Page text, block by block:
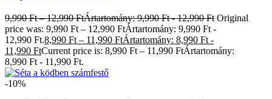
9,990Ft – 12,990FtÁrtartomány: 9,990 Ft - 12,990 Ft Original
price was: 9,990 Ft – 12,990 FtÁrtartomány: 9,990 Ft -
12,990 Ft.8,990 Ft – 11,990 FtÁrtartomány: 8,990 Ft -
11,990 FtCurrent price is: 8,990 Ft – 11,990 FtÁrtartomány:
8,990 Ft - 11,990 Ft.
-10%